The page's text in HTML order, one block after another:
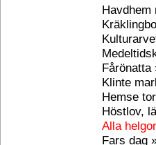
Havdhem
Fårönatta
Klinte
Hemse
Höstlov,
Alla
Fars dag